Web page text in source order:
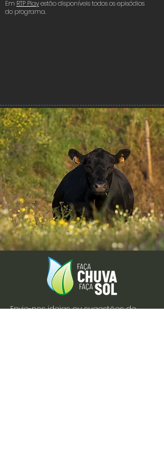
Em RTP Playestão disponíveis todos os episódios
do programa.
Envie-nos ideias ou sugestões de